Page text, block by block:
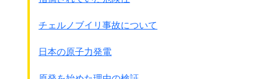
その態勢というのはサイトカインといいます。
インタ－フェロンとかインタ－ロイキン、
戦う準備をします。
チェルノブイリ事故について
日本の原子力発電